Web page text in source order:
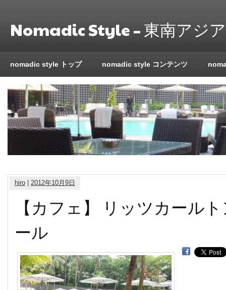
Nomadic Style – 東南アジ
nomadic style トップ nomadic style コンテンツ
hiro 2012年10月9日
【カフェ】 リッツカール
ール